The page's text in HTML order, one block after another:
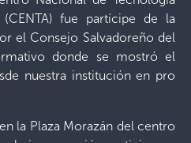
fue partícipe de la
el Consejo Salvadoreño del
donde se mostró el
nuestra institución en pro
la Plaza Morazán del centro